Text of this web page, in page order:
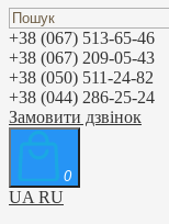
+38 (067) 513-65-46
+38 (067) 209-05-43
+38 (050) 511-24-82
+38 (044) 286-25-24
Замовити дзвінок
0
UA RU